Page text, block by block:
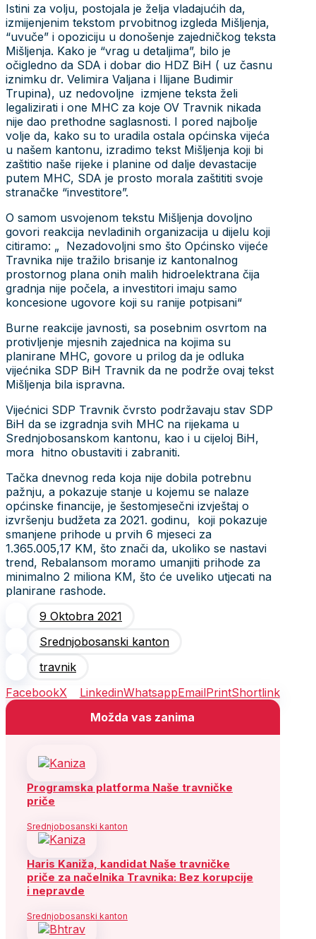
Istini za volju, postojala je želja vladajućih da,
izmijenjenim tekstom prvobitnog izgleda Mišljenja,
“uvuče” i opoziciju u donošenje zajedničkog teksta
Mišljenja. Kako je “vrag u detaljima”, bilo je
očigledno da SDA i dobar dio HDZ BiH ( uz časnu
iznimku dr. Velimira Valjana i Ilijane Budimir
Trupina), uz nedovoljne izmjene teksta želi
legalizirati i one MHC za koje OV Travnik nikada
nije dao prethodne saglasnosti. I pored najbolje
volje da, kako su to uradila ostala općinska vijeća
u našem kantonu, izradimo tekst Mišljenja koji bi
zaštitio naše rijeke i planine od dalje devastacije
putem MHC, SDA je prosto morala zaštititi svoje
stranačke “investitore”.
O samom usvojenom tekstu Mišljenja dovoljno
govori reakcija nevladinih organizacija u dijelu koji
citiramo: „ Nezadovoljni smo što Općinsko vijeće
Travnika nije tražilo brisanje iz kantonalnog
prostornog plana onih malih hidroelektrana čija
gradnja nije počela, a investitori imaju samo
koncesione ugovore koji su ranije potpisani“
Burne reakcije javnosti, sa posebnim osvrtom na
protivljenje mjesnih zajednica na kojima su
planirane MHC, govore u prilog da je odluka
vijećnika SDP BiH Travnik da ne podrže ovaj tekst
Mišljenja bila ispravna.
Vijećnici SDP Travnik čvrsto podržavaju stav SDP
BiH da se izgradnja svih MHC na rijekama u
Srednjobosanskom kantonu, kao i u cijeloj BiH,
mora hitno obustaviti i zabraniti.
Tačka dnevnog reda koja nije dobila potrebnu
pažnju, a pokazuje stanje u kojemu se nalaze
općinske financije, je šestomjesečni izvještaj o
izvršenju budžeta za 2021. godinu, koji pokazuje
smanjene prihode u prvih 6 mjeseci za
1.365.005,17 KM, što znači da, ukoliko se nastavi
trend, Rebalansom moramo umanjiti prihode za
minimalno 2 miliona KM, što će uveliko utjecati na
planirane rashode.
9 Oktobra 2021
Srednjobosanski kanton
travnik
FacebookX LinkedinWhatsappEmailPrintShortlink
Možda vas zanima
Programska platforma Naše travničke
priče
Srednjobosanski kanton
Haris Kaniža, kandidat Naše travničke
priče za načelnika Travnika: Bez korupcije
i nepravde
Srednjobosanski kanton